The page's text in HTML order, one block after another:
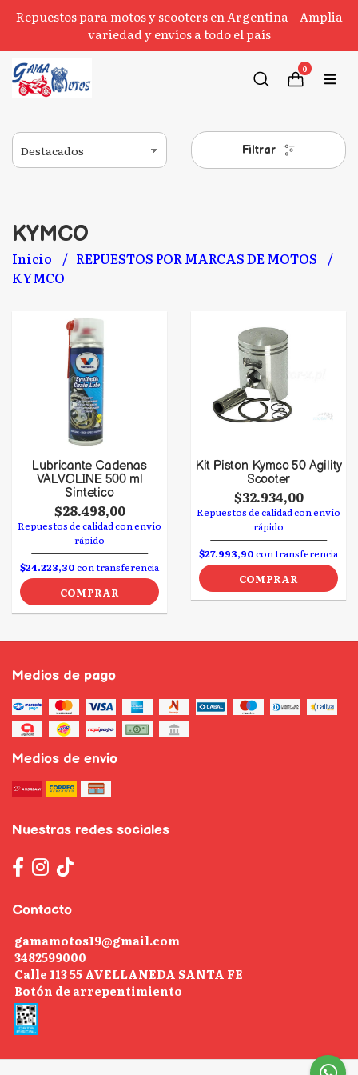
Repuestos para motos y scooters en Argentina – Amplia
variedad y envíos a todo el país
0
Filtrar
KYMCO
Inicio
REPUESTOS POR MARCAS DE MOTOS
KYMCO
Lubricante Cadenas
VALVOLINE 500 ml
Sintetico
$28.498,00
Repuestos de calidad con envío
rápido
$24.223,30con transferencia
COMPRAR
Kit Piston Kymco 50 Agility
Scooter
$32.934,00
Repuestos de calidad con envío
rápido
$27.993,90con transferencia
COMPRAR
Medios de pago
Medios de envío
Nuestras redes sociales
Contacto
gamamotos19@gmail.com
3482599000
Calle 113 55 AVELLANEDA SANTA FE
Botón de arrepentimiento